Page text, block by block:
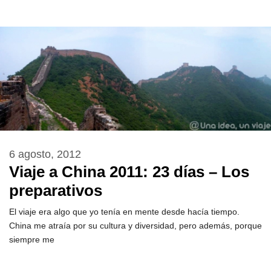
Viaje a China 2011: 23 días – Los
preparativos
6 agosto, 2012
El viaje era algo que yo tenía en mente desde hacía tiempo.
China me atraía por su cultura y diversidad, pero además, porque
siempre me